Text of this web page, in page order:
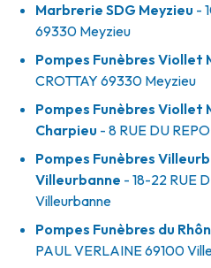
Marbrerie SDG Meyzieu -
69330 Meyzieu
Pompes Funèbres Viollet
CROTTAY 69330 Meyzieu
Pompes Funèbres Viollet
Charpieu - 8 RUE DU
Pompes Funèbres
Villeurbanne - 18-22 RUE
Villeurbanne
Pompes Funèbres du
PAUL VERLAINE69100